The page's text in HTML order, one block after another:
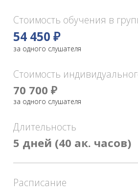
Стоимость обучения в
54 450 ₽
за одного слушателя
Стоимость
70 700 ₽
за одного слушателя
Длительность
5 дней (40 ак. часов)
Расписание